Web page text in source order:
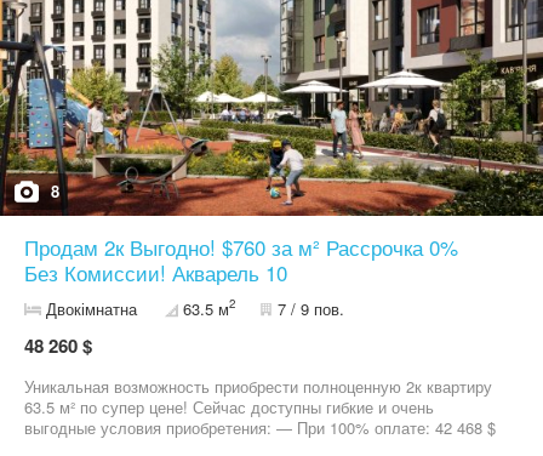
8
Продам 2к Выгодно! $760 за м² Рассрочка 0%
Без Комиссии! Акварель 10
Двокімнатна 63.5 м2 7 / 9 пов.
48 260 $
Уникальная возможность приобрести полноценную 2к квартиру
63.5 м² по супер цене! Сейчас доступны гибкие и очень
выгодные условия приобретения: — При 100% оплате: 42 468 $